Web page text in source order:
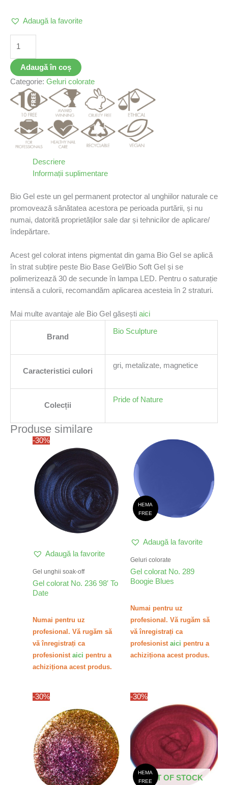
Adaugă la favorite
Adaugă în coș
Categorie: Geluri colorate
Descriere
Informații suplimentare
Bio Gel este un gel permanent protector al unghiilor naturale ce
promovează sănătatea acestora pe perioada purtării, și nu
numai, datorită proprietăților sale dar și tehnicilor de aplicare/
îndepărtare.
Acest gel colorat intens pigmentat din gama Bio Gel se aplică
în strat subțire peste Bio Base Gel/Bio Soft Gel și se
polimerizează 30 de secunde în lampa LED. Pentru o saturație
intensă a culorii, recomandăm aplicarea acesteia în 2 straturi.
Mai multe avantaje ale Bio Gel găsești aici
Brand
Bio Sculpture
Caracteristici culori
gri, metalizate, magnetice
Colecții
Pride of Nature
Produse similare
-30%
Adaugă la favorite
Gel unghii soak-off
Gel colorat No. 236 98′ To
Date
Numai pentru uz
profesional. Vă rugăm să
vă înregistrați ca
profesionist aici pentru a
achiziționa acest produs.
HEMA
FREE
Adaugă la favorite
Geluri colorate
Gel colorat No. 289
Boogie Blues
Numai pentru uz
profesional. Vă rugăm să
vă înregistrați ca
profesionist aici pentru a
achiziționa acest produs.
-30% -30%
HEMA
FREEOUT OF STOCK